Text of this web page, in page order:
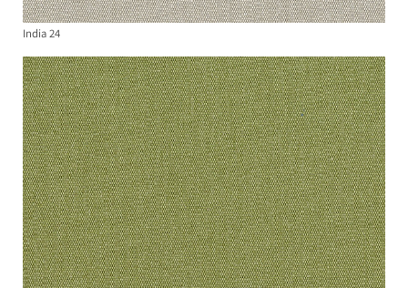
India 24